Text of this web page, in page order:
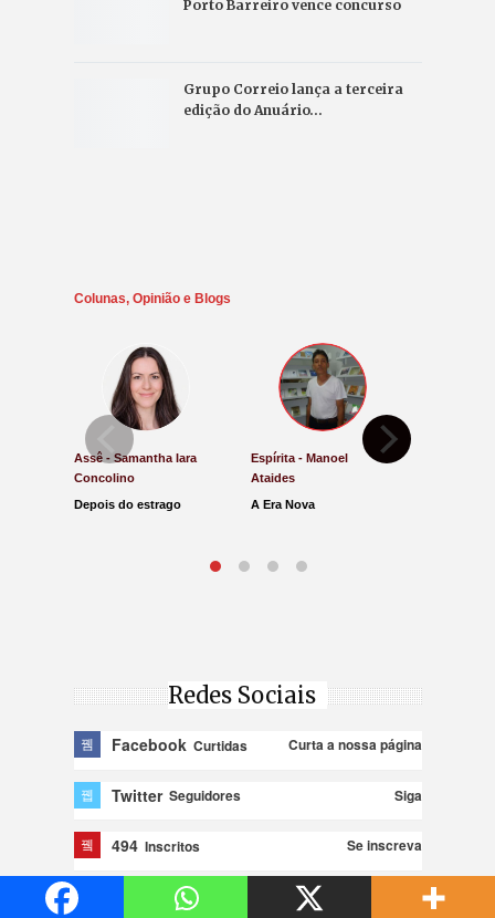
Porto Barreiro vence concurso
Grupo Correio lança a terceira
edição do Anuário…
Colunas, Opinião e Blogs
Assê - Samantha Iara
Concolino
Depois do estrago
Espírita - Manoel
Ataides
A Era Nova
Redes Sociais
Facebook Curtidas Curta a nossa página
Twitter Seguidores Siga
494 Inscritos Se inscreva
Instagram Seguidores